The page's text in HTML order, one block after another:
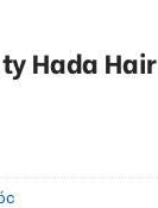
Hada Hair